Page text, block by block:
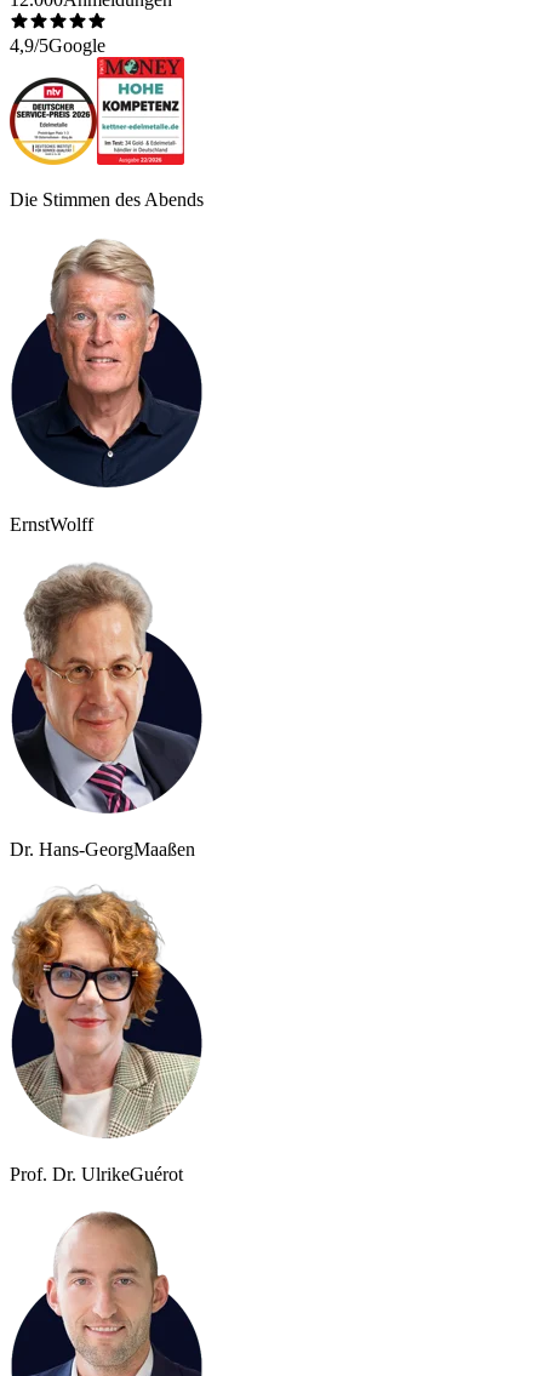
4,9/5Google
Die Stimmen des Abends
ErnstWolff
Dr. Hans-GeorgMaaßen
Prof. Dr. UlrikeGuérot